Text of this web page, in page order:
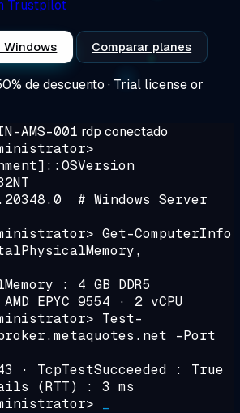
Trustpilot
Windows Comparar planes
de descuento · Trial license or
AMS-001 rdp conectado
# Windows Server
Get-ComputerInfo
: 4 GB DDR5
EPYC 9554 · 2 vCPU
Test-
-Port
· TcpTestSucceeded : True
(RTT) : 3 ms